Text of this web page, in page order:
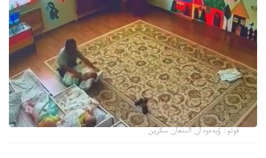
فوتو: ۆيدەودان الىنعان سكرين